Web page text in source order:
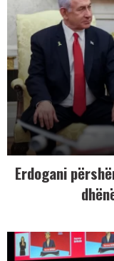
Erdogani